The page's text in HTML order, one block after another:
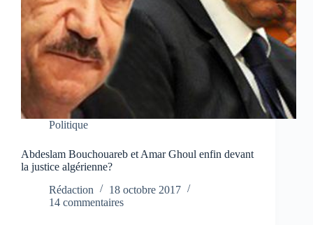
Politique
Abdeslam Bouchouareb et Amar Ghoul enfin devant
la justice algérienne?
Rédaction
18 octobre 2017
14 commentaires